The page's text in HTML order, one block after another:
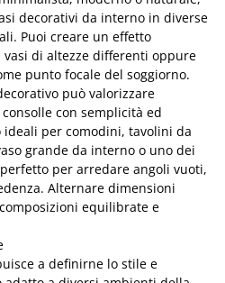
decorativi da interno in diverse
Puoi creare un effetto
di altezze differenti oppure
punto focale del soggiorno.
può valorizzare
con semplicità ed
ideali per comodini, tavolini da
grande da interno o uno dei
per arredare angoli vuoti,
Alternare dimensioni
equilibrate e
a definirne lo stile e